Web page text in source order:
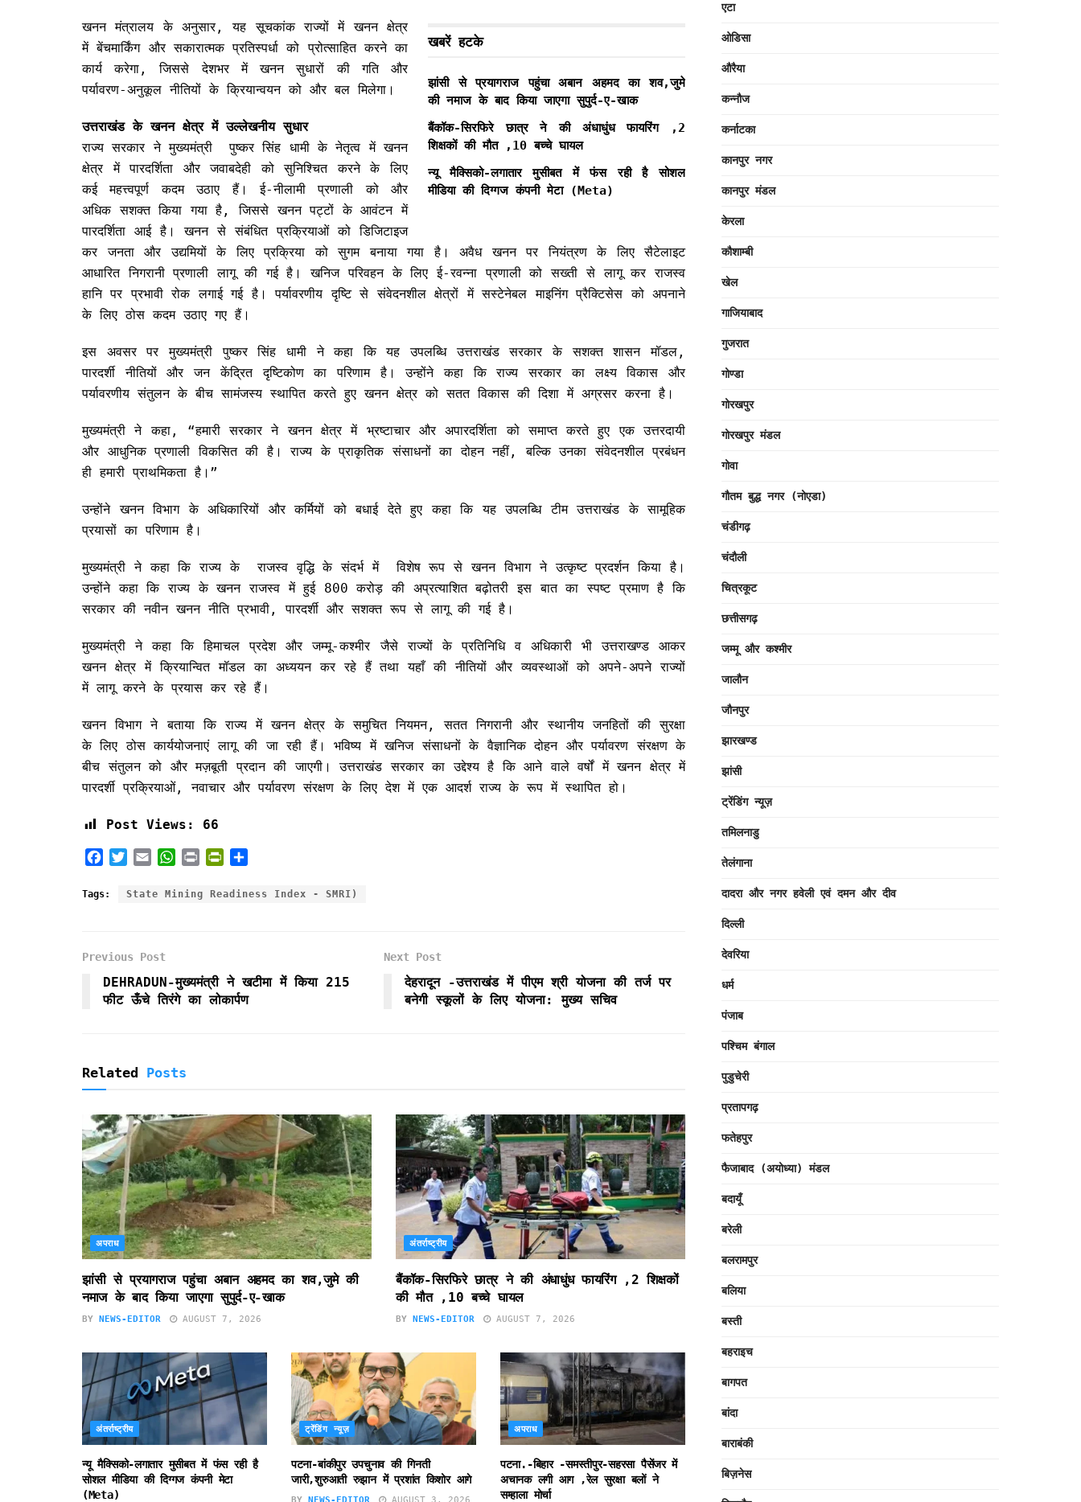
खबरें हटके
झांसी से प्रयागराज पहुंचा अबान अहमद का शव,जुमे
की नमाज के बाद किया जाएगा सुपुर्द-ए-खाक
बैंकॉक-सिरफिरे छात्र ने की अंधाधुंध फायरिंग ,2
शिक्षकों की मौत ,10 बच्चे घायल
न्यू मैक्सिको-लगातार मुसीबत में फंस रही है सोशल
मीडिया की दिग्गज कंपनी मेटा (Meta)
खनन मंत्रालय के अनुसार, यह सूचकांक राज्यों में खनन क्षेत्र
में बेंचमार्किंग और सकारात्मक प्रतिस्पर्धा को प्रोत्साहित करने का
कार्य करेगा, जिससे देशभर में खनन सुधारों की गति और
पर्यावरण-अनुकूल नीतियों के क्रियान्वयन को और बल मिलेगा।
उत्तराखंड के खनन क्षेत्र में उल्लेखनीय सुधार
राज्य सरकार ने मुख्यमंत्री पुष्कर सिंह धामी के नेतृत्व में खनन
क्षेत्र में पारदर्शिता और जवाबदेही को सुनिश्चित करने के लिए
कई महत्त्वपूर्ण कदम उठाए हैं। ई-नीलामी प्रणाली को और
अधिक सशक्त किया गया है, जिससे खनन पट्टों के आवंटन में
पारदर्शिता आई है। खनन से संबंधित प्रक्रियाओं को डिजिटाइज
कर जनता और उद्यमियों के लिए प्रक्रिया को सुगम बनाया गया है। अवैध खनन पर नियंत्रण के लिए सैटेलाइट
आधारित निगरानी प्रणाली लागू की गई है। खनिज परिवहन के लिए ई-रवन्ना प्रणाली को सख्ती से लागू कर राजस्व
हानि पर प्रभावी रोक लगाई गई है। पर्यावरणीय दृष्टि से संवेदनशील क्षेत्रों में सस्टेनेबल माइनिंग प्रैक्टिसेस को अपनाने
के लिए ठोस कदम उठाए गए हैं।
इस अवसर पर मुख्यमंत्री पुष्कर सिंह धामी ने कहा कि यह उपलब्धि उत्तराखंड सरकार के सशक्त शासन मॉडल,
पारदर्शी नीतियों और जन केंद्रित दृष्टिकोण का परिणाम है। उन्होंने कहा कि राज्य सरकार का लक्ष्य विकास और
पर्यावरणीय संतुलन के बीच सामंजस्य स्थापित करते हुए खनन क्षेत्र को सतत विकास की दिशा में अग्रसर करना है।
मुख्यमंत्री ने कहा, “हमारी सरकार ने खनन क्षेत्र में भ्रष्टाचार और अपारदर्शिता को समाप्त करते हुए एक उत्तरदायी
और आधुनिक प्रणाली विकसित की है। राज्य के प्राकृतिक संसाधनों का दोहन नहीं, बल्कि उनका संवेदनशील प्रबंधन
ही हमारी प्राथमिकता है।”
उन्होंने खनन विभाग के अधिकारियों और कर्मियों को बधाई देते हुए कहा कि यह उपलब्धि टीम उत्तराखंड के सामूहिक
प्रयासों का परिणाम है।
मुख्यमंत्री ने कहा कि राज्य के राजस्व वृद्धि के संदर्भ में विशेष रूप से खनन विभाग ने उत्कृष्ट प्रदर्शन किया है।
उन्होंने कहा कि राज्य के खनन राजस्व में हुई 800 करोड़ की अप्रत्याशित बढ़ोतरी इस बात का स्पष्ट प्रमाण है कि
सरकार की नवीन खनन नीति प्रभावी, पारदर्शी और सशक्त रूप से लागू की गई है।
मुख्यमंत्री ने कहा कि हिमाचल प्रदेश और जम्मू-कश्मीर जैसे राज्यों के प्रतिनिधि व अधिकारी भी उत्तराखण्ड आकर
खनन क्षेत्र में क्रियान्वित मॉडल का अध्ययन कर रहे हैं तथा यहाँ की नीतियों और व्यवस्थाओं को अपने-अपने राज्यों
में लागू करने के प्रयास कर रहे हैं।
खनन विभाग ने बताया कि राज्य में खनन क्षेत्र के समुचित नियमन, सतत निगरानी और स्थानीय जनहितों की सुरक्षा
के लिए ठोस कार्ययोजनाएं लागू की जा रही हैं। भविष्य में खनिज संसाधनों के वैज्ञानिक दोहन और पर्यावरण संरक्षण के
बीच संतुलन को और मज़बूती प्रदान की जाएगी। उत्तराखंड सरकार का उद्देश्य है कि आने वाले वर्षों में खनन क्षेत्र में
पारदर्शी प्रक्रियाओं, नवाचार और पर्यावरण संरक्षण के लिए देश में एक आदर्श राज्य के रूप में स्थापित हो।
Post Views: 66
c
o
k
i
r
a
a
p
i
i
i
e
a
Tags: State Mining Readiness Index - SMRI)
Previous Post
DEHRADUN-मुख्यमंत्री ने खटीमा में किया 215
फीट ऊँचे तिरंगे का लोकार्पण
Next Post
देहरादून -उत्तराखंड में पीएम श्री योजना की तर्ज पर
बनेगी स्कूलों के लिए योजना: मुख्य सचिव
Related Posts
अपराध
झांसी से प्रयागराज पहुंचा अबान अहमद का शव,जुमे की
नमाज के बाद किया जाएगा सुपुर्द-ए-खाक
BY NEWS-EDITOR AUGUST 7, 2026
अंतर्राष्ट्रीय
बैंकॉक-सिरफिरे छात्र ने की अंधाधुंध फायरिंग ,2 शिक्षकों
की मौत ,10 बच्चे घायल
BY NEWS-EDITOR AUGUST 7, 2026
अंतर्राष्ट्रीय
न्यू मैक्सिको-लगातार मुसीबत में फंस रही है
सोशल मीडिया की दिग्गज कंपनी मेटा
(Meta)
ट्रेंडिंग न्यूज़
पटना-बांकीपुर उपचुनाव की गिनती
जारी,शुरुआती रुझान में प्रशांत किशोर आगे
अपराध
पटना.-बिहार -समस्तीपुर-सहरसा पैसेंजर में
अचानक लगी आग ,रेल सुरक्षा बलों ने
सम्हाला मोर्चा
एटा
ओडिसा
औरैया
कन्नौज
कर्नाटका
कानपुर नगर
कानपुर मंडल
केरला
कौशाम्बी
खेल
गाजियाबाद
गुजरात
गोण्डा
गोरखपुर
गोरखपुर मंडल
गोवा
गौतम बुद्ध नगर (नोएडा)
चंडीगढ़
चंदौली
चित्रकूट
छत्तीसगढ़
जम्मू और कश्मीर
जालौन
जौनपुर
झारखण्ड
झांसी
ट्रेंडिंग न्यूज़
तमिलनाडु
तेलंगाना
दादरा और नगर हवेली एवं दमन और दीव
दिल्ली
देवरिया
धर्म
पंजाब
पश्चिम बंगाल
पुडुचेरी
प्रतापगढ़
फतेहपुर
फैजाबाद (अयोध्या) मंडल
बदायूँ
बरेली
बलरामपुर
बलिया
बस्ती
बहराइच
बागपत
बांदा
बाराबंकी
बिज़नेस